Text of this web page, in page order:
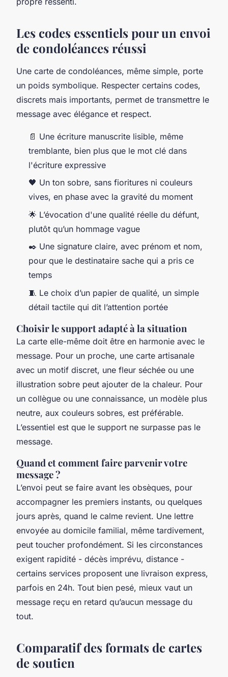
Les codes essentiels pour un envoi
de condoléances réussi
Une carte de condoléances, même simple, porte
un poids symbolique. Respecter certains codes,
discrets mais importants, permet de transmettre le
message avec élégance et respect.
📄 Une écriture manuscrite lisible, même
tremblante, bien plus que le mot clé dans
l'écriture expressive
🖤 Un ton sobre, sans fioritures ni couleurs
vives, en phase avec la gravité du moment
🌟 L’évocation d'une qualité réelle du défunt,
plutôt qu’un hommage vague
✒️ Une signature claire, avec prénom et nom,
pour que le destinataire sache qui a pris ce
temps
🧵 Le choix d’un papier de qualité, un simple
détail tactile qui dit l’attention portée
Choisir le support adapté à la situation
La carte elle-même doit être en harmonie avec le
message. Pour un proche, une carte artisanale
avec un motif discret, une fleur séchée ou une
illustration sobre peut ajouter de la chaleur. Pour
un collègue ou une connaissance, un modèle plus
neutre, aux couleurs sobres, est préférable.
L’essentiel est que le support ne surpasse pas le
message.
Quand et comment faire parvenir votre
message ?
L’envoi peut se faire avant les obsèques, pour
accompagner les premiers instants, ou quelques
jours après, quand le calme revient. Une lettre
envoyée au domicile familial, même tardivement,
peut toucher profondément. Si les circonstances
exigent rapidité - décès imprévu, distance -
certains services proposent une livraison express,
parfois en 24h. Tout bien pesé, mieux vaut un
message reçu en retard qu’aucun message du
tout.
Comparatif des formats de cartes
de soutien